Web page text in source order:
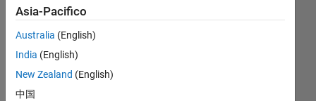
CONTRIBUTI L
-2
-1
2
3
4
Asia-Pacifico
Australia (English)
India (English)
New Zealand (English)
中国